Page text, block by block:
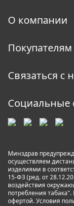
О компании
Покупателям
Социальные
Минздрав
осуществляем
изделиями в
15-ФЗ (ред. от
воздействия
потребления
офертой. Условия